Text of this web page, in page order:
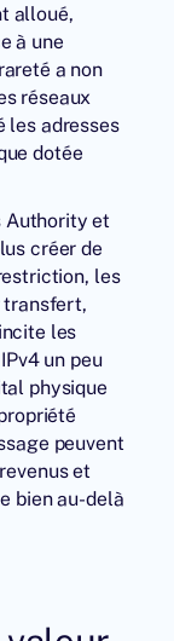
alloué,
à une
a non
réseaux
les adresses
dotée
Authority et
créer de
les
transfert,
les
un peu
physique
peuvent
et
bien au-delà